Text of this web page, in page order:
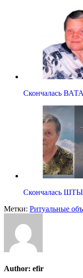
Скончалась
Скончалась
Метки: Ритуальные
Author: efir